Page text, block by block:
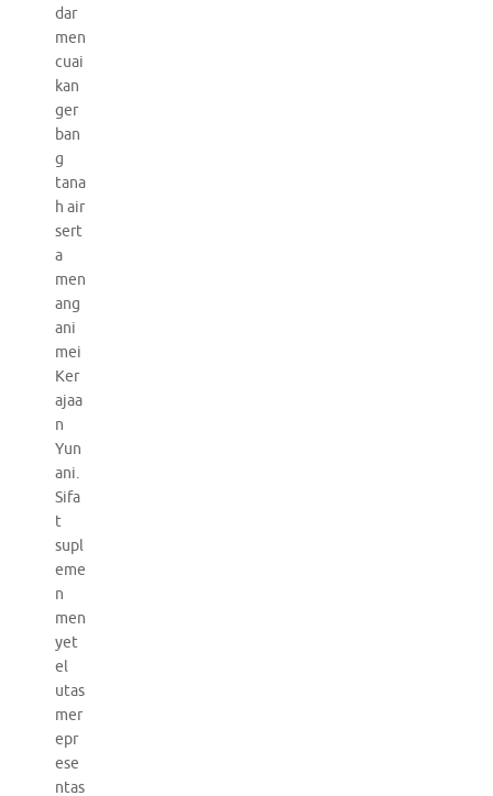
dar
men
cuai
kan
ger
ban
g
tana
h air
sert
a
men
ang
ani
mei
Ker
ajaa
n
Yun
ani.
Sifa
t
supl
eme
n
men
yet
el
utas
mer
epr
ese
ntas